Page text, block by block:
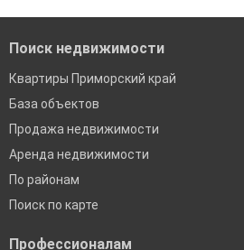
Поиск недвижимости
Квартиры Приморский край
База объектов
Продажа недвижимости
Аренда недвижимости
По районам
Поиск по карте
Профессионалам